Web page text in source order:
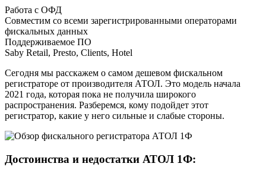
Работа с ОФД
Совместим со всеми зарегистрированными операторами
фискальных данных
Поддерживаемое ПО
Saby Retail, Presto, Clients, Hotel
Сегодня мы расскажем о самом дешевом фискальном
регистраторе от производителя АТОЛ. Это модель начала
2021 года, которая пока не получила широкого
распространения. Разберемся, кому подойдет этот
регистратор, какие у него сильные и слабые стороны.
Достоинства и недостатки АТОЛ 1Ф: